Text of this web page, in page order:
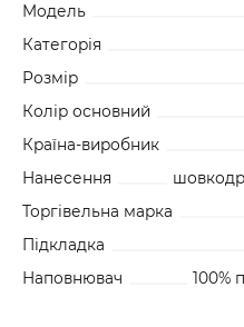
Модель
Категорія
Розмір
Колір основний
Країна-виробник
Нанесення
Торгівельна марка
Підкладка
Наповнювач
100%